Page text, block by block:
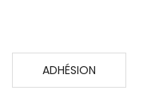
ADHÉSION